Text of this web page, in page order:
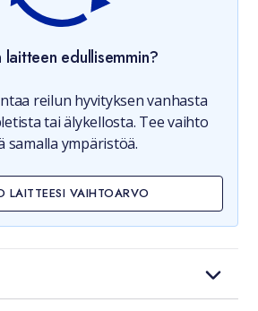
edullisemmin?
reilun hyvityksen vanhasta
tai älykellosta. Tee vaihto
samalla ympäristöä.
LAITTEESI VAIHTOARVO